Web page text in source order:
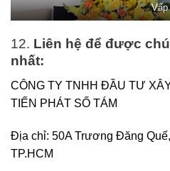
Vấp
12. Liên hệ để được
nhất:
CÔNG TY TNHH ĐẦU TƯ
TIẾN PHÁT SỐ TÁM
Địa chỉ: 50A Trương Đăng
TP.HCM